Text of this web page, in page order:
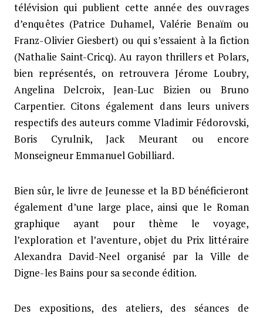
télévision qui publient cette année des ouvrages
d’enquêtes (Patrice Duhamel, Valérie Benaïm ou
Franz-Olivier Giesbert) ou qui s’essaient à la fiction
(Nathalie Saint-Cricq). Au rayon thrillers et Polars,
bien représentés, on retrouvera Jérome Loubry,
Angelina Delcroix, Jean-Luc Bizien ou Bruno
Carpentier. Citons également dans leurs univers
respectifs des auteurs comme Vladimir Fédorovski,
Boris Cyrulnik, Jack Meurant ou encore
Monseigneur Emmanuel Gobilliard.
Bien sûr, le livre de Jeunesse et la BD bénéficieront
également d’une large place, ainsi que le Roman
graphique ayant pour thème le voyage,
l’exploration et l’aventure, objet du Prix littéraire
Alexandra David-Neel organisé par la Ville de
Digne-les Bains pour sa seconde édition.
Des expositions, des ateliers, des séances de